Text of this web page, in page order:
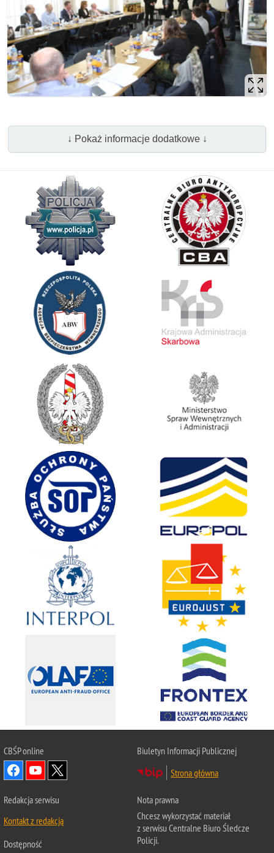
↓ Pokaż informacje dodatkowe ↓
CBŚPonline
Biuletyn Informacji Publicznej
Strona główna
Redakcja serwisu
Kontakt z redakcją
Dostępność
Nota prawna
Chcesz wykorzystać materiał
z serwisu Centralne Biuro Śledcze
Policji.